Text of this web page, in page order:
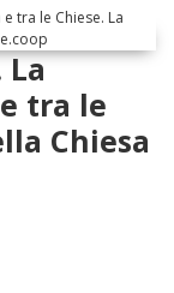
La
tra le
Chiesa